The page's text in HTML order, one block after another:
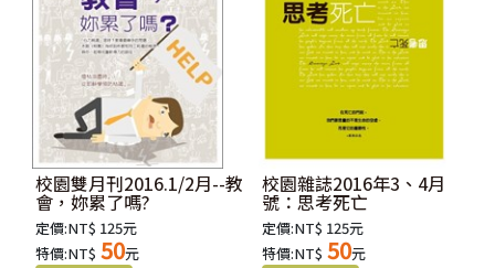
校園雙月刊2016.1/2月--教
會，妳累了嗎?
定價:NT$ 125元
特價:NT$ 50元
校園雜誌2016年3、4月
號：思考死亡
定價:NT$ 125元
特價:NT$ 50元